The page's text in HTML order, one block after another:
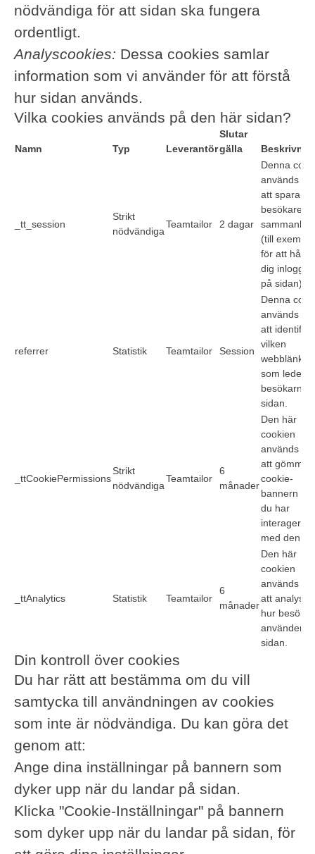
nödvändiga för att sidan ska fungera
ordentligt.
Analyscookies: Dessa cookies samlar
information som vi använder för att förstå
hur sidan används.
Vilka cookies används på den här sidan?
Namn Typ Leverantör
Slutar
gälla
_tt_session
Strikt
nödvändiga
Teamtailor 2 dagar
Denna
används för
att spara en
besökares
(till exempel
för att hålla
dig inloggad
på sidan).
referrer Statistik Teamtailor Session
Denna
används för
att
vilken
webblänk
som leder
besökarna
sidan.
_ttCookiePermissions
Strikt
nödvändiga
Teamtailor
6
månader
Den här
cookien
används för
att gömma
cookie-
bannern när
du har
interagerat
med den.
_ttAnalytics Statistik Teamtailor
6
månader
Den här
cookien
används för
att
hur
använder
sidan.
Din kontroll över cookies
Du har rätt att bestämma om du vill
samtycka till användningen av cookies
som inte är nödvändiga. Du kan göra det
genom att:
Ange dina inställningar på bannern som
dyker upp när du landar på sidan.
Klicka "Cookie-Inställningar" på bannern
som dyker upp när du landar på sidan, för